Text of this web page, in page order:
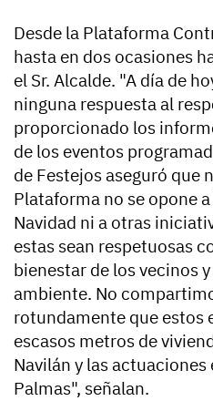
Desde la Plataforma
hasta en dos ocasiones
el Sr. Alcalde. "A día de
ninguna respuesta al
proporcionado los
de los eventos
de Festejos aseguró que
Plataforma no se opone
Navidad ni a otras
estas sean respetuosas
bienestar de los vecinos
ambiente. No
rotundamente que estos
escasos metros de
Navilán y las actuaciones
Palmas", señalan.